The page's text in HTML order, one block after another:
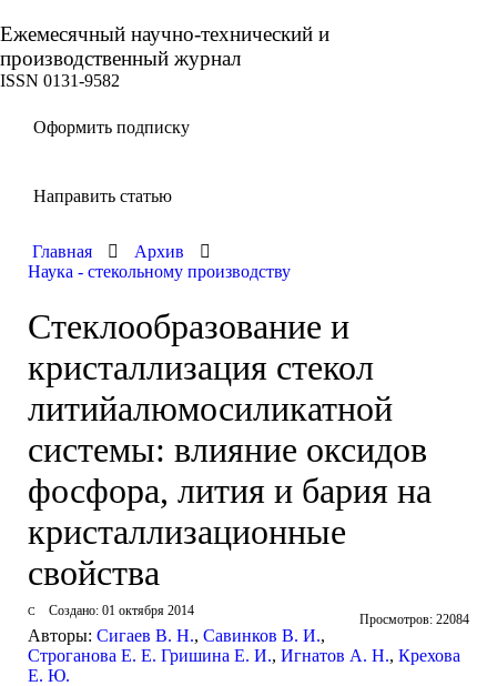
Ежемесячный научно-технический и
производственный журнал
ISSN 0131-9582
Оформить подписку
Направить статью
Главная
Архив
Наука - стекольному производству
Стеклообразование и
кристаллизация стекол
литийалюмосиликатной
системы: влияние оксидов
фосфора, лития и бария на
кристаллизационные
свойства
Создано: 01 октября 2014
Просмотров: 22084
Авторы: Сигаев В. Н., Савинков В. И.,
Строганова Е. Е. Гришина Е. И., Игнатов А. Н., Крехова
Е. Ю.